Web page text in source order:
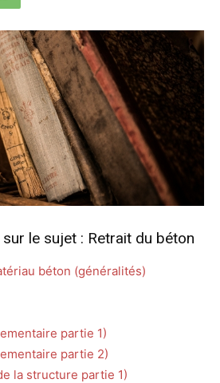
le sujet : Retrait du béton
béton (généralités)
partie 1)
partie 2)
la structure partie 1)